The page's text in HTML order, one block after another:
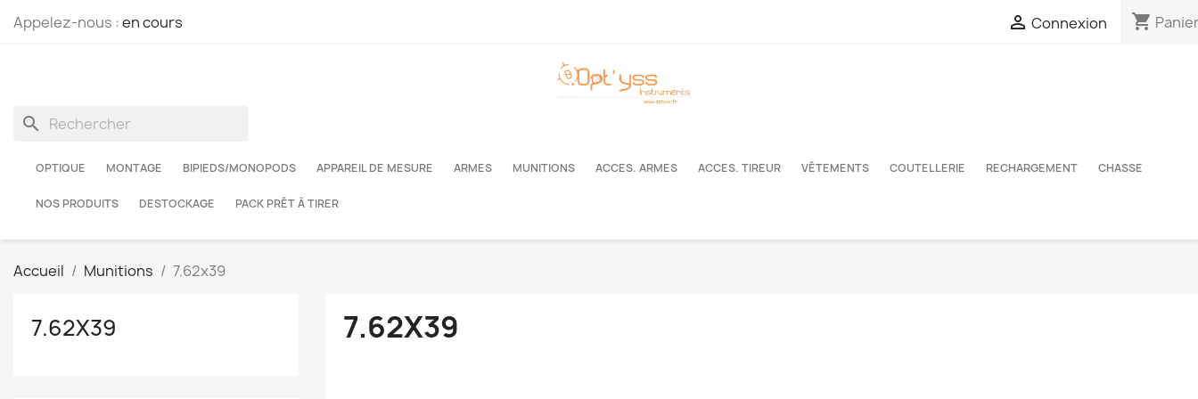
Appelez-nous :en cours  Connexion shopping_cart
search
OPTIQUE MONTAGE BIPIEDS/MONOPODS APPAREIL DE MESURE ARMES MUNITIONS ACCES. ARMES ACCES. TIREUR VÊTEMENTS COUTELLERIE RECHARGEMENT CHASSE
NOS PRODUITS DESTOCKAGE PACK PRÊT À TIRER
Accueil Munitions 7.62x39
7.62X39 7.62X39